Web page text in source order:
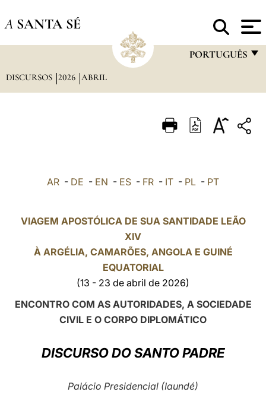
A SANTA SÉ
PORTUGUÊS
ITALIANO
POLSKI
DISCURSOS 2026 ABRIL
AR - DE - EN - ES - FR - IT - PL - PT
VIAGEM APOSTÓLICA DE SUA SANTIDADE LEÃO
XIV
À ARGÉLIA, CAMARÕES, ANGOLA E GUINÉ
EQUATORIAL
(13 - 23 de abril de 2026)
ENCONTRO COM AS AUTORIDADES, A SOCIEDADE
CIVIL E O CORPO DIPLOMÁTICO
DISCURSO DO SANTO PADRE
Palácio Presidencial (Iaundé)